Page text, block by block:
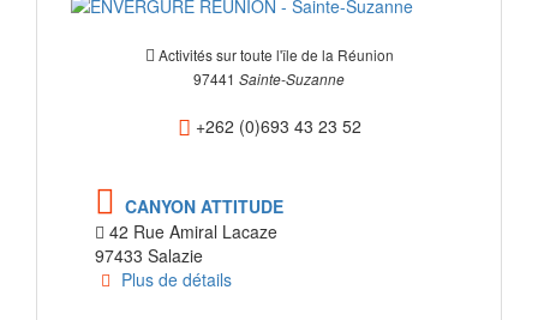
Activités sur toute l'île de la Réunion
97441 Sainte-Suzanne
+262 (0)693 43 23 52
CANYON ATTITUDE
42 Rue Amiral Lacaze
97433 Salazie
Plus de détails